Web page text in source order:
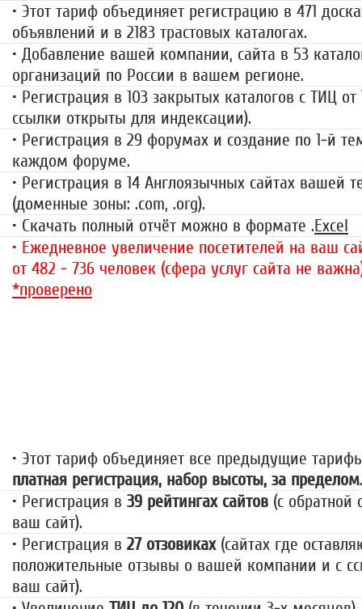
• Этот тариф объединяет регистрацию в 471
объявлений и в 2183 трастовых каталогах.
• Добавление вашей компании, сайта в 53
организаций по России в вашем регионе.
• Регистрация в 103 закрытых каталогов с ТИЦ от
ссылки открыты для индексации).
• Регистрация в 29 форумах и создание по 1-й
каждом форуме.
• Регистрация в 14 Англоязычных сайтах вашей
(доменные зоны: .com, .org).
• Скачать полный отчёт можно в формате .Excel
• Ежедневное увеличение посетителей на ваш
от 482 - 736 человек (сфера услуг сайта не
*проверено
• Этот тариф объединяет все предыдущие
платная регистрация, набор высоты, за пределом.
• Регистрация в 39 рейтингах сайтов (с обратной
ваш сайт).
• Регистрация в 27 отзовиках(сайтах где
положительные отзывы о вашей компании и с
ваш сайт).